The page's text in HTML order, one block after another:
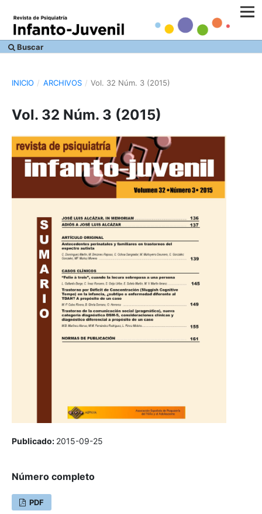
Buscar
INICIO / ARCHIVOS / Vol. 32 Núm. 3 (2015)
Vol. 32 Núm. 3 (2015)
Publicado: 2015-09-25
Número completo
PDF